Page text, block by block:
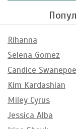
Rihanna
Selena Gomez
Candice
Kim Kardashian
Miley Cyrus
Jessica Alba